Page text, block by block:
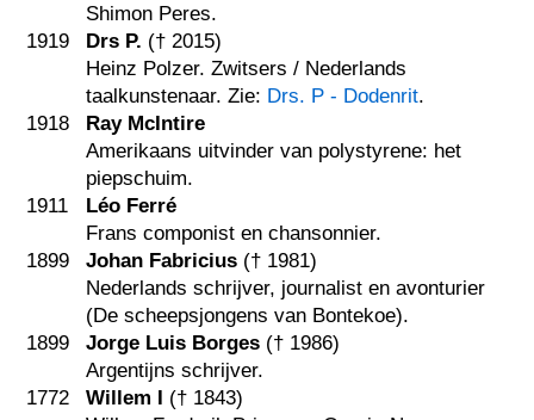
Shimon Peres.
1919
Drs P. (†2015)
Heinz Polzer. Zwitsers / Nederlands
taalkunstenaar. Zie: Drs. P - Dodenrit.
1918
Ray McIntire
Amerikaans uitvinder van polystyrene: het
piepschuim.
1911
Léo Ferré
Frans componist en chansonnier.
1899
Johan Fabricius († 1981)
Nederlands schrijver, journalist en avonturier
(De scheepsjongens van Bontekoe).
1899
Jorge Luis Borges († 1986)
Argentijns schrijver.
1772
Willem I († 1843)